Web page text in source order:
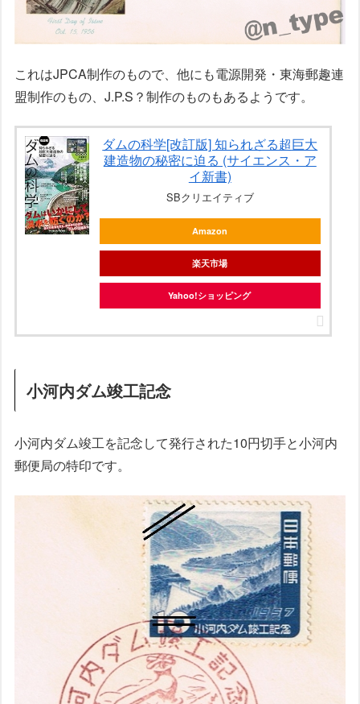
これはJPCA制作のもので、他にも電源開発・東海郵趣連
盟制作のもの、J.P.S？制作のものもあるようです。
ダムの科学[改訂版] 知られざる超巨大
建造物の秘密に迫る (サイエンス・ア
イ新書)
SBクリエイティブ
Amazon
楽天市場
Yahoo!ショッピング
小河内ダム竣工記念
小河内ダム竣工を記念して発行された10円切手と小河内
郵便局の特印です。